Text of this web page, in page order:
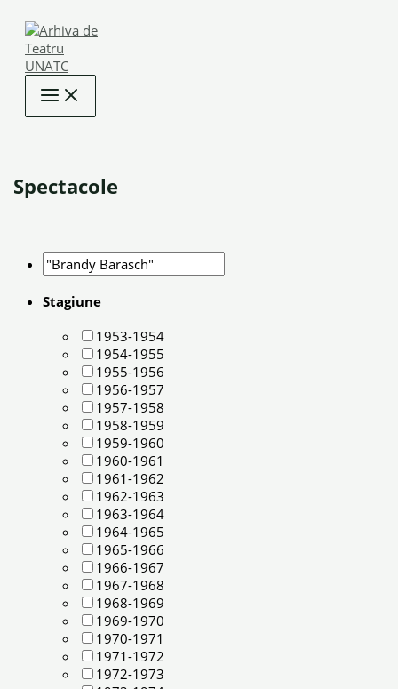
content
Spectacole
Stagiune
1953-1954
1954-1955
1955-1956
1956-1957
1957-1958
1958-1959
1959-1960
1960-1961
1961-1962
1962-1963
1963-1964
1964-1965
1965-1966
1966-1967
1967-1968
1968-1969
1969-1970
1970-1971
1971-1972
1972-1973